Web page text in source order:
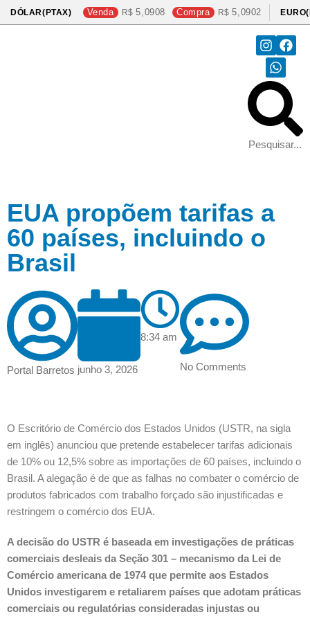
DÓLAR(PTAX) Venda 5,0908 Compra 5,0902
EUA propõem tarifas a
60 países, incluindo o
Brasil
Portal Barretos junho 3, 2026
8:34 am
No Comments
O Escritório de Comércio dos Estados Unidos (USTR, na sigla
em inglês) anunciou que pretende estabelecer tarifas adicionais
de 10% ou 12,5% sobre as importações de 60 países, incluindo o
Brasil. A alegação é de que as falhas no combater o comércio de
produtos fabricados com trabalho forçado são injustificadas e
restringem o comércio dos EUA.
A decisão do USTR é baseada em investigações de práticas
comerciais desleais da Seção 301 – mecanismo da Lei de
Comércio americana de 1974 que permite aos Estados
Unidos investigarem e retaliarem países que adotam práticas
comerciais ou regulatórias consideradas injustas ou